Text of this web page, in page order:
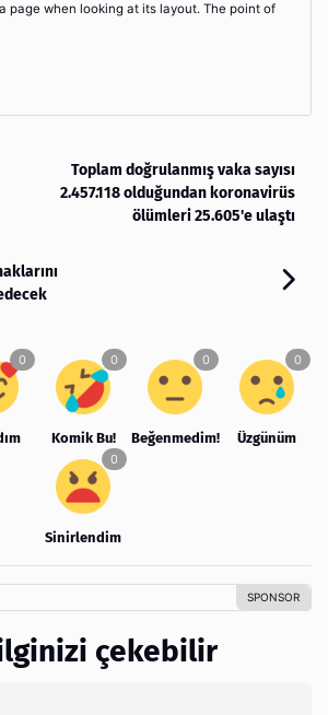
page when looking at its layout. The point of
Toplam doğrulanmış vaka sayısı
2.457.118 olduğundan koronavirüs
ölümleri 25.605'e ulaştı
Komik Bu! Beğenmedim! Üzgünüm
Sinirlendim
çekebilir